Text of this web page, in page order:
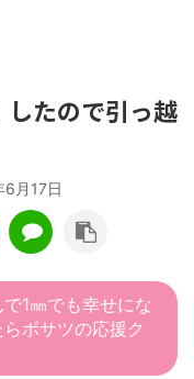
たので引っ越
6月17日
1㎜でも幸せにな
ボサツの応援ク